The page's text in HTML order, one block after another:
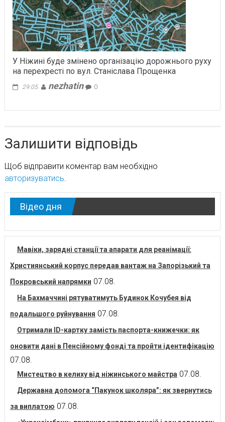
У Ніжині буде змінено організацію дорожнього руху
на перехресті по вул. Станіслава Прощенка
29.05. nezhatin 0
Залишити відповідь
Щоб відправити коментар вам необхідно
авторизуватись.
Відео дня
Мавіки, зарядні станції та апарати для реанімації:
Християнський корпус передав вантаж на Запорізький та
Покровський напрямки 07.08.
На Бахмаччині рятуватимуть Будинок Кочубея від
подальшого руйнування 07.08.
Отримали ID-картку замість паспорта-книжечки: як
оновити дані в Пенсійному фонді та пройти ідентифікацію
07.08.
Мистецтво в келиху від ніжинського майстра 07.08.
Державна допомога “Пакунок школяра”: як звернутись
за виплатою 07.08.